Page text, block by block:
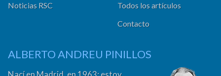
Noticias RSC
Todos los artículos
Contacto
ALBERTO ANDREU PINILLOS